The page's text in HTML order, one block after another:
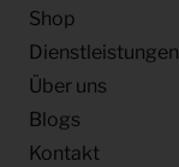
Shop
Dienstleistungen
Über uns
Blogs
Kontakt